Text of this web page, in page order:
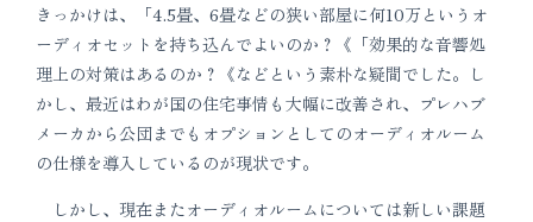
きっかけは、「4.5畳、6畳などの狭い部屋に何10万というオ
ーディオセットを持ち込んでよいのか？《「効果的な音響処
理上の対策はあるのか？《などという素朴な疑間でした。し
かし、最近はわが国の住宅事情も大幅に改善され、プレハブ
メーカから公団までもオプションとしてのオーディオルーム
の仕様を導入しているのが現状です。
しかし、現在またオーディオルームについては新しい課題